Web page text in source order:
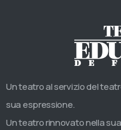
Un teatro al servizio del
sua espressione.
Un teatro rinnovato nella